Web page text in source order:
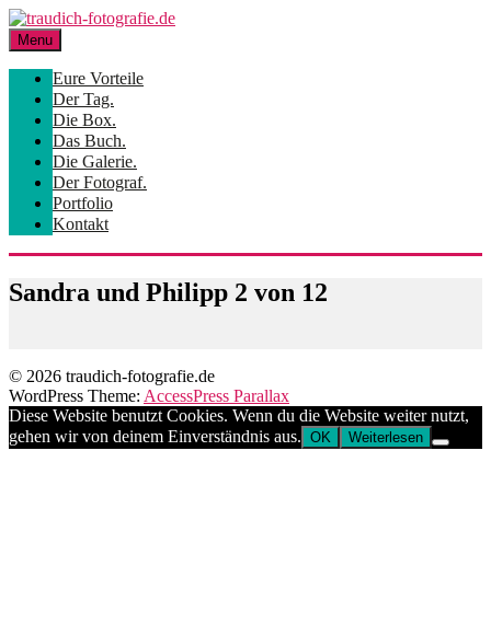
Skip
to
content
Menu
Eure Vorteile
Der Tag.
Die Box.
Das Buch.
Die Galerie.
Der Fotograf.
Portfolio
Kontakt
Sandra und Philipp 2 von 12
© 2026 traudich-fotografie.de
WordPress Theme: AccessPress Parallax
Diese Website benutzt Cookies. Wenn du die Website weiter nutzt,
gehen wir von deinem Einverständnis aus. OK Weiterlesen